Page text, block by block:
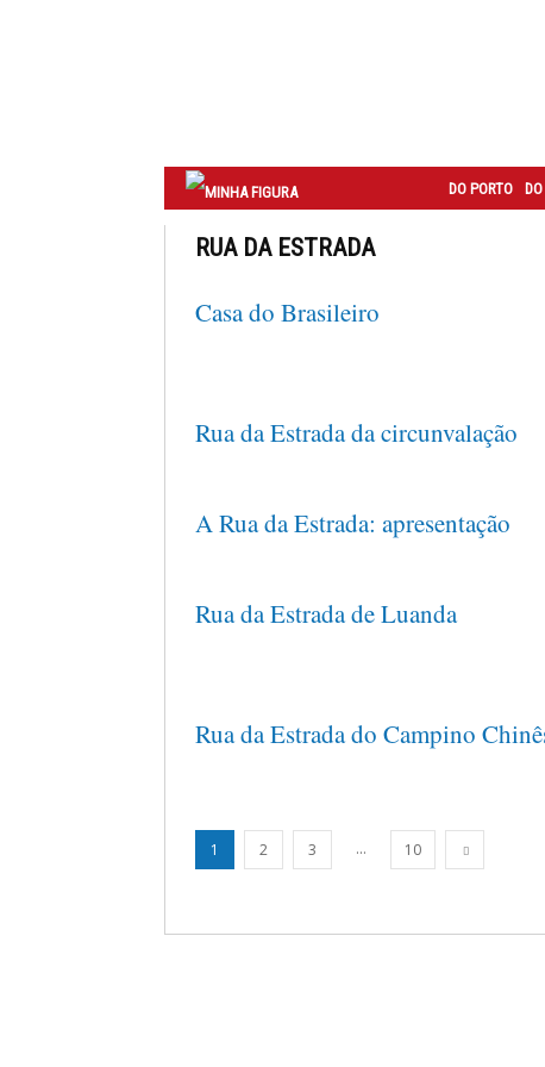
DO PORTO
RUA DA ESTRADA
Casa do Brasileiro
Rua da Estrada da circunvalação
A Rua da Estrada: apresentação
Rua da Estrada de Luanda
Rua da Estrada do Campino
1 2 3 ... 10